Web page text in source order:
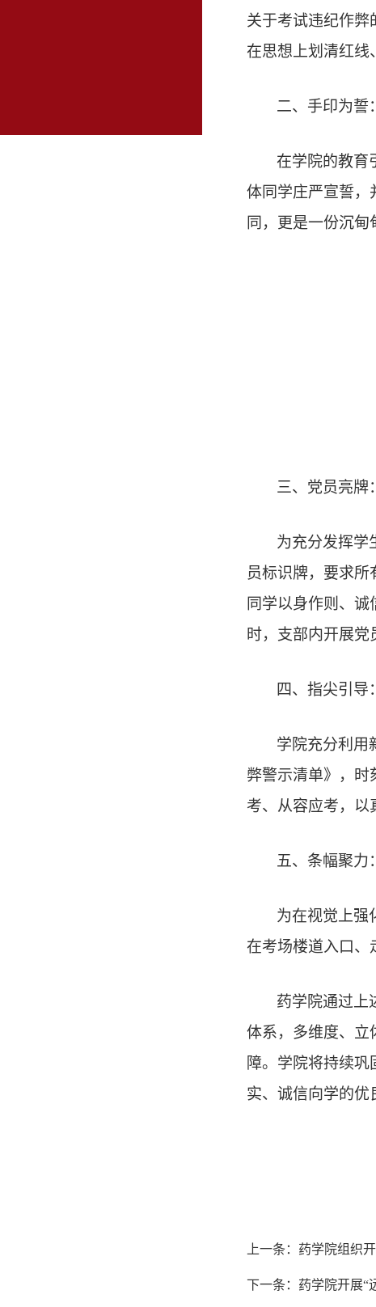
关于考试违纪作弊
在思想上划清红线
二、手印为誓
在学院的教育
体同学庄严宣誓，
同，更是一份沉
三、党员亮牌
为充分发挥学
员标识牌，要求
同学以身作则、
时，支部内开展党
四、指尖引导
学院充分利用
弊警示清单》，时
考、从容应考，以
五、条幅聚力
为在视觉上强
在考场楼道入口、
药学院通过上
体系，多维度、立
障。学院将持续
实、诚信向学的优
上一条： 药学院组织
下一条： 药学院开展“